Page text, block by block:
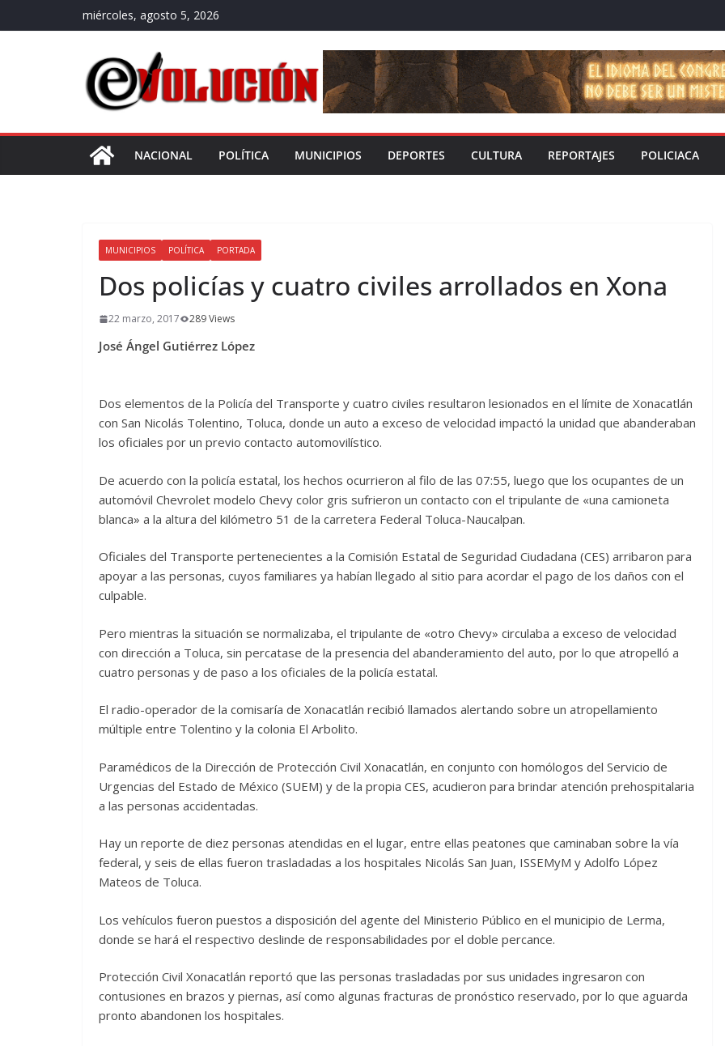
al
miércoles, agosto 5, 2026
NACIONAL POLÍTICA MUNICIPIOS DEPORTES CULTURA REPORTAJES POLICIACA
MUNICIPIOS POLÍTICA PORTADA
Dos policías y cuatro civiles arrollados en Xona
22 marzo, 2017 289 Views
José Ángel Gutiérrez López
Dos elementos de la Policía del Transporte y cuatro civiles resultaron lesionados en el límite de Xonacatlán
con San Nicolás Tolentino, Toluca, donde un auto a exceso de velocidad impactó la unidad que abanderaban
los oficiales por un previo contacto automovilístico.
De acuerdo con la policía estatal, los hechos ocurrieron al filo de las 07:55, luego que los ocupantes de un
automóvil Chevrolet modelo Chevy color gris sufrieron un contacto con el tripulante de «una camioneta
blanca» a la altura del kilómetro 51 de la carretera Federal Toluca-Naucalpan.
Oficiales del Transporte pertenecientes a la Comisión Estatal de Seguridad Ciudadana (CES) arribaron para
apoyar a las personas, cuyos familiares ya habían llegado al sitio para acordar el pago de los daños con el
culpable.
Pero mientras la situación se normalizaba, el tripulante de «otro Chevy» circulaba a exceso de velocidad
con dirección a Toluca, sin percatase de la presencia del abanderamiento del auto, por lo que atropelló a
cuatro personas y de paso a los oficiales de la policía estatal.
El radio-operador de la comisaría de Xonacatlán recibió llamados alertando sobre un atropellamiento
múltiple entre Tolentino y la colonia El Arbolito.
Paramédicos de la Dirección de Protección Civil Xonacatlán, en conjunto con homólogos del Servicio de
Urgencias del Estado de México (SUEM) y de la propia CES, acudieron para brindar atención prehospitalaria
a las personas accidentadas.
Hay un reporte de diez personas atendidas en el lugar, entre ellas peatones que caminaban sobre la vía
federal, y seis de ellas fueron trasladadas a los hospitales Nicolás San Juan, ISSEMyM y Adolfo López
Mateos de Toluca.
Los vehículos fueron puestos a disposición del agente del Ministerio Público en el municipio de Lerma,
donde se hará el respectivo deslinde de responsabilidades por el doble percance.
Protección Civil Xonacatlán reportó que las personas trasladadas por sus unidades ingresaron con
contusiones en brazos y piernas, así como algunas fracturas de pronóstico reservado, por lo que aguarda
pronto abandonen los hospitales.